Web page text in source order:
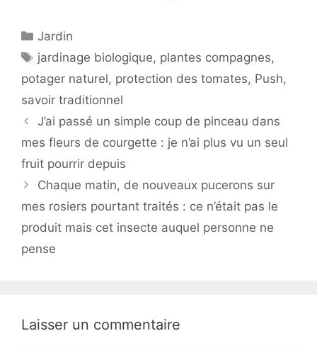
Catégories
Jardin
Étiquettes
jardinage biologique, plantes compagnes,
potager naturel, protection des tomates, Push,
savoir traditionnel
J’ai passé un simple coup de pinceau dans
mes fleurs de courgette : je n’ai plus vu un seul
fruit pourrir depuis
Chaque matin, de nouveaux pucerons sur
mes rosiers pourtant traités : ce n’était pas le
produit mais cet insecte auquel personne ne
pense
Laisser un commentaire